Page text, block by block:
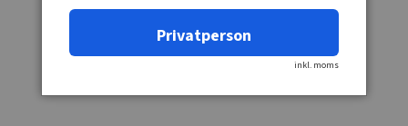
Privatperson
inkl. moms